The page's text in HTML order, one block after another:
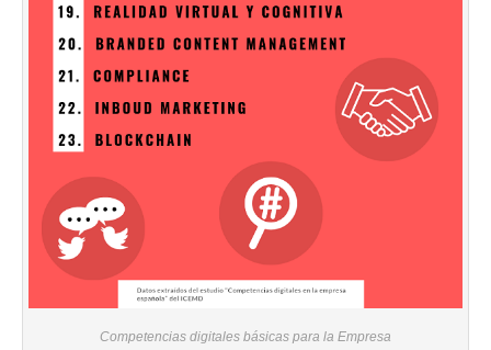
Competencias digitales básicas para la Empresa